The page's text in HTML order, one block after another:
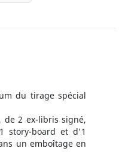
du tirage spécial
de 2 ex-libris signé,
story-board et d'1
un emboîtage en